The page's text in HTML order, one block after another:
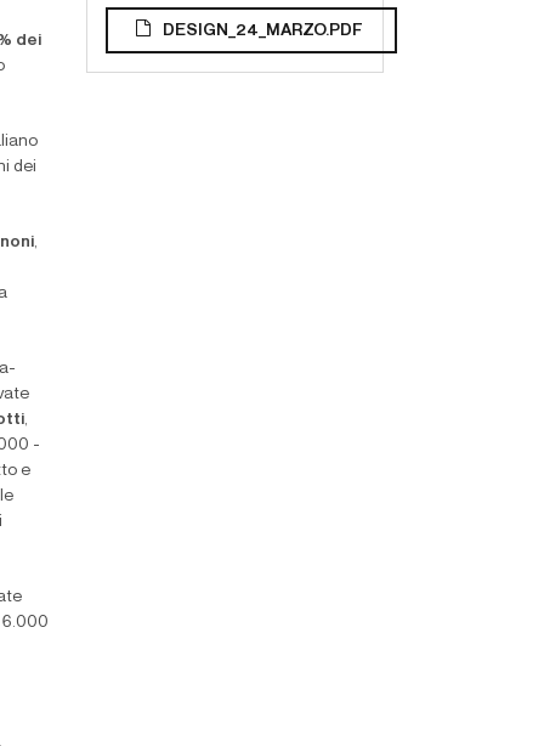
DESIGN_24_MARZO.PDF
dei
dei
,
,
-
e
6.000